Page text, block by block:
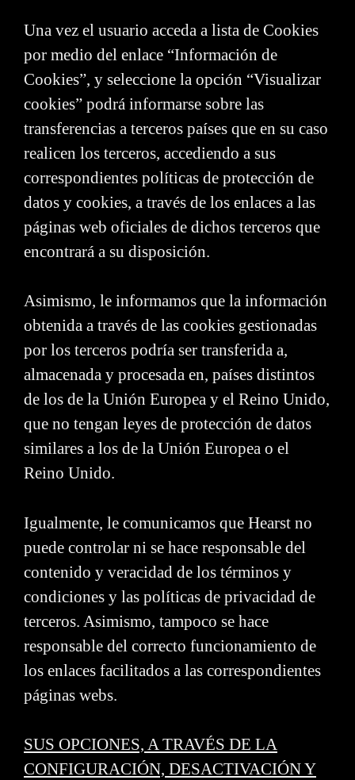
Una vez el usuario acceda a lista de Cookies
por medio del enlace “Información de
Cookies”, y seleccione la opción “Visualizar
cookies” podrá informarse sobre las
transferencias a terceros países que en su caso
realicen los terceros, accediendo a sus
correspondientes políticas de protección de
datos y cookies, a través de los enlaces a las
páginas web oficiales de dichos terceros que
encontrará a su disposición.
Asimismo, le informamos que la información
obtenida a través de las cookies gestionadas
por los terceros podría ser transferida a,
almacenada y procesada en, países distintos
de los de la Unión Europea y el Reino Unido,
que no tengan leyes de protección de datos
similares a los de la Unión Europea o el
Reino Unido.
Igualmente, le comunicamos que Hearst no
puede controlar ni se hace responsable del
contenido y veracidad de los términos y
condiciones y las políticas de privacidad de
terceros. Asimismo, tampoco se hace
responsable del correcto funcionamiento de
los enlaces facilitados a las correspondientes
páginas webs.
SUS OPCIONES, A TRAVÉS DE LA
CONFIGURACIÓN, DESACTIVACIÓN Y